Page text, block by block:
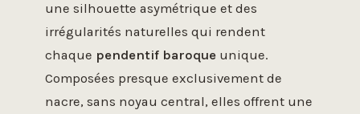
une silhouette asymétrique et des
irrégularités naturelles qui rendent
chaque pendentif baroque unique.
Composées presque exclusivement de
nacre, sans noyau central, elles offrent une